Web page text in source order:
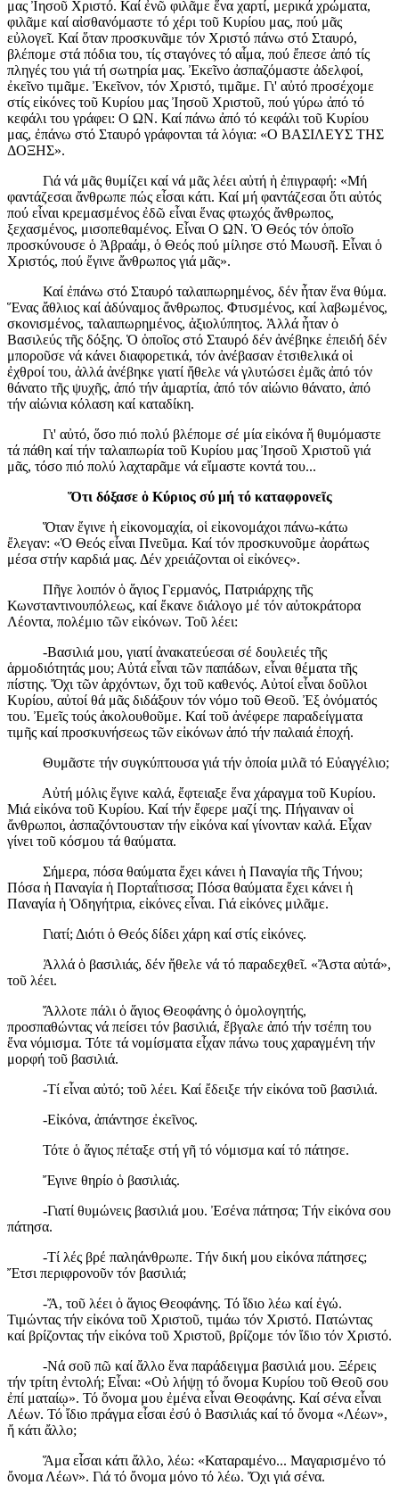
μας Ἰησοῦ Χριστό. Καί ἐνῶ φιλᾶμε ἕνα χαρτί, μερικά χρώματα,
φιλᾶμε καί αἰσθανόμαστε τό χέρι τοῦ Κυρίου μας, πού μᾶς
εὐλογεῖ. Καί ὅταν προσκυνᾶμε τόν Χριστό πάνω στό Σταυρό,
βλέπομε στά πόδια του, τίς σταγόνες τό αἷμα, πού ἔπεσε ἀπό τίς
πληγές του γιά τή σωτηρία μας. Ἐκεῖνο ἀσπαζόμαστε ἀδελφοί,
ἐκεῖνο τιμᾶμε. Ἐκεῖνον, τόν Χριστό, τιμᾶμε. Γι' αὐτό προσέχομε
στίς εἰκόνες τοῦ Κυρίου μας Ἰησοῦ Χριστοῦ, πού γύρω ἀπό τό
κεφάλι του γράφει: Ο ΩΝ. Καί πάνω ἀπό τό κεφάλι τοῦ Κυρίου
μας, ἐπάνω στό Σταυρό γράφονται τά λόγια: «Ο ΒΑΣΙΛΕΥΣ ΤΗΣ
ΔΟΞΗΣ».
Γιά νά μᾶς θυμίζει καί νά μᾶς λέει αὐτή ἡ ἐπιγραφή: «Μή
φαντάζεσαι ἄνθρωπε πώς εἶσαι κάτι. Καί μή φαντάζεσαι ὅτι αὐτός
πού εἶναι κρεμασμένος ἐδῶ εἶναι ἕνας φτωχός ἄνθρωπος,
ξεχασμένος, μισοπεθαμένος. Εἶναι Ο ΩΝ. Ὁ Θεός τόν ὁποῖο
προσκύνουσε ὁ Ἀβραάμ, ὁ Θεός πού μίλησε στό Μωυσῆ. Εἶναι ὁ
Χριστός, πού ἔγινε ἄνθρωπος γιά μᾶς».
Καί ἐπάνω στό Σταυρό ταλαιπωρημένος, δέν ἦταν ἕνα θύμα.
Ἕνας ἄθλιος καί ἀδύναμος ἄνθρωπος. Φτυσμένος, καί λαβωμένος,
σκονισμένος, ταλαιπωρημένος, ἀξιολύπητος. Ἀλλά ἦταν ὁ
Βασιλεύς τῆς δόξης. Ὁ ὁποῖος στό Σταυρό δέν ἀνέβηκε ἐπειδή δέν
μποροῦσε νά κάνει διαφορετικά, τόν ἀνέβασαν ἐτσιθελικά οἱ
ἐχθροί του, ἀλλά ἀνέβηκε γιατί ἤθελε νά γλυτώσει ἐμᾶς ἀπό τόν
θάνατο τῆς ψυχῆς, ἀπό τήν ἁμαρτία, ἀπό τόν αἰώνιο θάνατο, ἀπό
τήν αἰώνια κόλαση καί καταδίκη.
Γι' αὐτό, ὅσο πιό πολύ βλέπομε σέ μία εἰκόνα ἤ θυμόμαστε
τά πάθη καί τήν ταλαιπωρία τοῦ Κυρίου μας Ἰησοῦ Χριστοῦ γιά
μᾶς, τόσο πιό πολύ λαχταρᾶμε νά εἴμαστε κοντά του...
Ὅτι δόξασε ὁ Κύριος σύ μή τό καταφρονεῖς
Ὅταν ἔγινε ἡ εἰκονομαχία, οἱ εἰκονομάχοι πάνω-κάτω
ἔλεγαν: «Ὁ Θεός εἶναι Πνεῦμα. Καί τόν προσκυνοῦμε ἀοράτως
μέσα στήν καρδιά μας. Δέν χρειάζονται οἱ εἰκόνες».
Πῆγε λοιπόν ὁ ἅγιος Γερμανός, Πατριάρχης τῆς
Κωνσταντινουπόλεως, καί ἔκανε διάλογο μέ τόν αὐτοκράτορα
Λέοντα, πολέμιο τῶν εἰκόνων. Τοῦ λέει:
-Βασιλιά μου, γιατί ἀνακατεύεσαι σέ δουλειές τῆς
ἁρμοδιότητάς μου; Αὐτά εἶναι τῶν παπάδων, εἶναι θέματα τῆς
πίστης. Ὄχι τῶν ἀρχόντων, ὄχι τοῦ καθενός. Αὐτοί εἶναι δοῦλοι
Κυρίου, αὐτοί θά μᾶς διδάξουν τόν νόμο τοῦ Θεοῦ. Ἐξ ὀνόματός
του. Ἐμεῖς τούς ἀκολουθοῦμε. Καί τοῦ ἀνέφερε παραδείγματα
τιμῆς καί προσκυνήσεως τῶν εἰκόνων ἀπό τήν παλαιά ἐποχή.
Θυμᾶστε τήν συγκύπτουσα γιά τήν ὁποία μιλᾶ τό Εὐαγγέλιο;
Αὐτή μόλις ἔγινε καλά, ἔφτειαξε ἕνα χάραγμα τοῦ Κυρίου.
Μιά εἰκόνα τοῦ Κυρίου. Καί τήν ἔφερε μαζί της. Πήγαιναν οἱ
ἄνθρωποι, ἀσπαζόντουσταν τήν εἰκόνα καί γίνονταν καλά. Εἶχαν
γίνει τοῦ κόσμου τά θαύματα.
Σήμερα, πόσα θαύματα ἔχει κάνει ἡ Παναγία τῆς Τήνου;
Πόσα ἡ Παναγία ἡ Πορταΐτισσα; Πόσα θαύματα ἔχει κάνει ἡ
Παναγία ἡ Ὁδηγήτρια, εἰκόνες εἶναι. Γιά εἰκόνες μιλᾶμε.
Γιατί; Διότι ὁ Θεός δίδει χάρη καί στίς εἰκόνες.
Ἀλλά ὁ βασιλιάς, δέν ἤθελε νά τό παραδεχθεῖ. «Ἄστα αὐτά»,
τοῦ λέει.
Ἄλλοτε πάλι ὁ ἅγιος Θεοφάνης ὁ ὁμολογητής,
προσπαθώντας νά πείσει τόν βασιλιά, ἔβγαλε ἀπό τήν τσέπη του
ἕνα νόμισμα. Τότε τά νομίσματα εἶχαν πάνω τους χαραγμένη τήν
μορφή τοῦ βασιλιά.
-Τί εἶναι αὐτό; τοῦ λέει. Καί ἔδειξε τήν εἰκόνα τοῦ βασιλιά.
-Εἰκόνα, ἀπάντησε ἐκεῖνος.
Τότε ὁ ἅγιος πέταξε στή γῆ τό νόμισμα καί τό πάτησε.
Ἔγινε θηρίο ὁ βασιλιάς.
-Γιατί θυμώνεις βασιλιά μου. Ἐσένα πάτησα; Τήν εἰκόνα σου
πάτησα.
-Τί λές βρέ παληάνθρωπε. Τήν δική μου εἰκόνα πάτησες;
Ἔτσι περιφρονοῦν τόν βασιλιά;
-Ἄ, τοῦ λέει ὁ ἅγιος Θεοφάνης. Τό ἴδιο λέω καί ἐγώ.
Τιμώντας τήν εἰκόνα τοῦ Χριστοῦ, τιμάω τόν Χριστό. Πατώντας
καί βρίζοντας τήν εἰκόνα τοῦ Χριστοῦ, βρίζομε τόν ἴδιο τόν Χριστό.
-Νά σοῦ πῶ καί ἄλλο ἕνα παράδειγμα βασιλιά μου. Ξέρεις
τήν τρίτη ἐντολή; Εἶναι: «Οὐ λήψῃ τό ὄνομα Κυρίου τοῦ Θεοῦ σου
ἐπί ματαίῳ». Τό ὄνομα μου ἐμένα εἶναι Θεοφάνης. Καί σένα εἶναι
Λέων. Τό ἴδιο πράγμα εἶσαι ἐσύ ὁ Βασιλιάς καί τό ὄνομα «Λέων»,
ἤ κάτι ἄλλο;
Ἅμα εἶσαι κάτι ἄλλο, λέω: «Καταραμένο... Μαγαρισμένο τό
ὄνομα Λέων». Γιά τό ὄνομα μόνο τό λέω. Ὄχι γιά σένα.